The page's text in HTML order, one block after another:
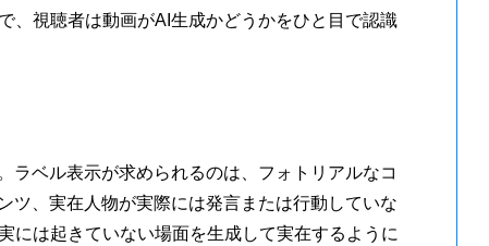
、視聴者は動画がAI生成かどうかをひと目で認識
ラベル表示が求められるのは、フォトリアルなコ
ツ、実在人物が実際には発言または行動していな
には起きていない場面を生成して実在するように